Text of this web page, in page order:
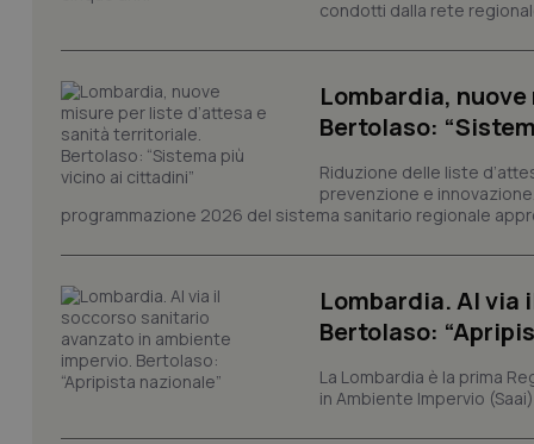
condotti dalla rete
Lombardia,
Bertolaso:
Riduzione delle liste
prevenzione e
programmazione 2026 del sistema sanitario regionale
Lombardia. Al via
Bertolaso:
La Lombardia è la prima
in Ambiente Impervio
CookieScriptConsent
tracking-sites-
tracking-enable
tracking-sites-
_ga